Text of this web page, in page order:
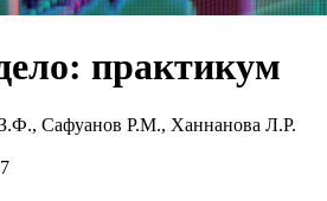
практикум
Сафуанов Р.М., Ханнанова Л.Р.